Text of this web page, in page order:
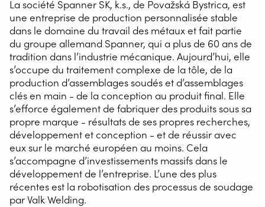
La société Spanner SK, k.s., de Považská Bystrica, est
une entreprise de production personnalisée stable
dans le domaine du travail des métaux et fait partie
du groupe allemand Spanner, qui a plus de 60 ans de
tradition dans l’industrie mécanique. Aujourd’hui, elle
s’occupe du traitement complexe de la tôle, de la
production d’assemblages soudés et d’assemblages
clés en main - de la conception au produit final. Elle
s’efforce également de fabriquer des produits sous sa
propre marque - résultats de ses propres recherches,
développement et conception - et de réussir avec
eux sur le marché européen au moins. Cela
s’accompagne d’investissements massifs dans le
développement de l’entreprise. L’une des plus
récentes est la robotisation des processus de soudage
par Valk Welding.